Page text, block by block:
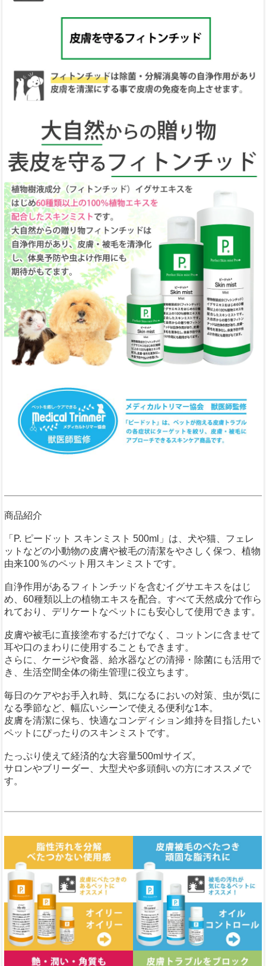
商品紹介
「P. ピードット スキンミスト 500ml」は、犬や猫、フェレ
ットなどの小動物の皮膚や被毛の清潔をやさしく保つ、植物
由来100％のペット用スキンミストです。
自浄作用があるフィトンチッドを含むイグサエキスをはじ
め、60種類以上の植物エキスを配合。すべて天然成分で作ら
れており、デリケートなペットにも安心して使用できます。
皮膚や被毛に直接塗布するだけでなく、コットンに含ませて
耳や口のまわりに使用することもできます。
さらに、ケージや食器、給水器などの清掃・除菌にも活用で
き、生活空間全体の衛生管理に役立ちます。
毎日のケアやお手入れ時、気になるにおいの対策、虫が気に
なる季節など、幅広いシーンで使える便利な1本。
皮膚を清潔に保ち、快適なコンディション維持を目指したい
ペットにぴったりのスキンミストです。
たっぷり使えて経済的な大容量500mlサイズ。
サロンやブリーダー、大型犬や多頭飼いの方にオススメで
す。